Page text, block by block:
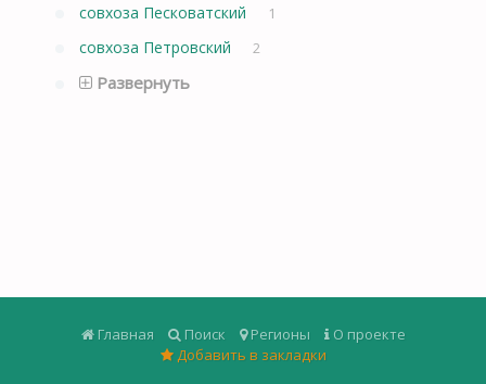
совхоза Песковатский 1
совхоза Петровский 2
Развернуть
Главная Поиск Регионы
О проекте
Добавить в закладки